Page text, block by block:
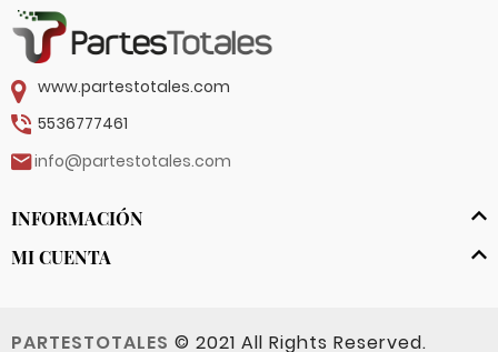
www.partestotales.com
5536777461
info@partestotales.com
INFORMACIÓN
MI CUENTA
PARTESTOTALES © 2021 All Rights Reserved.